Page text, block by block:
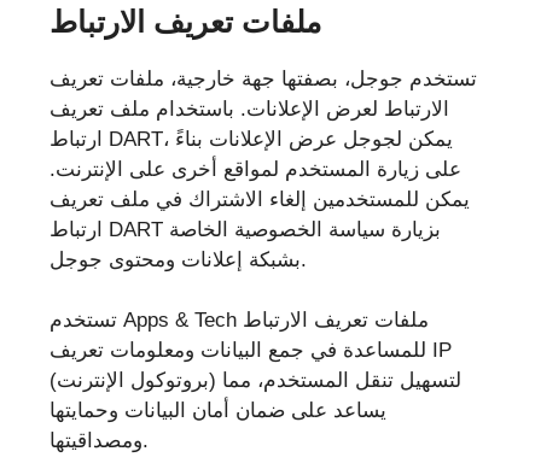
ملفات تعريف الارتباط
تستخدم جوجل، بصفتها جهة خارجية، ملفات تعريف
الارتباط لعرض الإعلانات. باستخدام ملف تعريف
ارتباط DART، يمكن لجوجل عرض الإعلانات بناءً
على زيارة المستخدم لمواقع أخرى على الإنترنت.
يمكن للمستخدمين إلغاء الاشتراك في ملف تعريف
ارتباط DART بزيارة سياسة الخصوصية الخاصة
بشبكة إعلانات ومحتوى جوجل.
تستخدم Apps & Tech ملفات تعريف الارتباط
للمساعدة في جمع البيانات ومعلومات تعريف IP
(بروتوكول الإنترنت) لتسهيل تنقل المستخدم، مما
يساعد على ضمان أمان البيانات وحمايتها
ومصداقيتها.